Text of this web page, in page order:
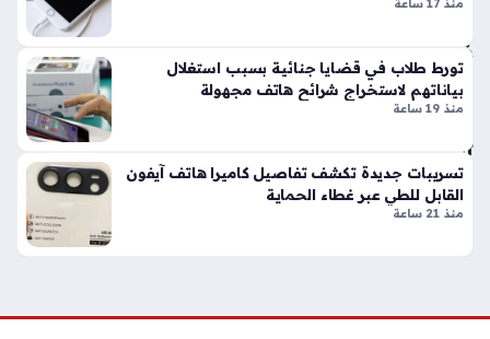
ف
iP
ho
Ult
ra
منذ
سا
ت
تورط طلاب في قضايا جنائية بسبب استغلال
بياناتهم لاستخراج شرائح هاتف مجهولة
منذ 19 ساعة
تسريبات جديدة تكشف تفاصيل كاميرا هاتف آيفون
القابل للطي عبر غطاء الحماية
منذ 21 ساعة